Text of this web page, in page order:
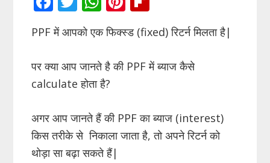
ac
e
b
o
k
w
itt
er
h
at
s
A
p
p
er
e
st
b
o
ar
PPF में आपको एक फिक्स्ड (fixed) रिटर्न मिलता है|
पर क्या आप जानते है की PPF में ब्याज कैसे
calculate होता है?
अगर आप जानते हैं की PPF का ब्याज (interest)
किस तरीके से निकाला जाता है, तो अपने रिटर्न को
थोड़ा सा बढ़ा सकते हैं|